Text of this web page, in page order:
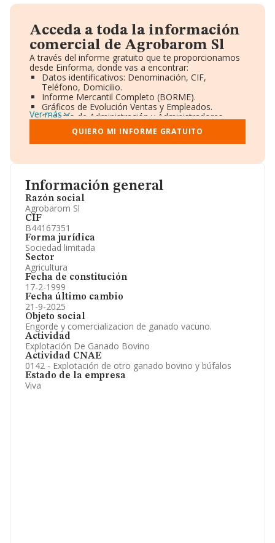
Información general
Razón social
Agrobarom Sl
CIF
B44167351
Forma jurídica
Sociedad limitada
Sector
Agricultura
Fecha de constitución
17-2-1999
Fecha último cambio
21-9-2025
Objeto social
Engorde y comercializacion de ganado vacuno.
Actividad
Explotación De Ganado Bovino
Actividad CNAE
0142 - Explotación de otro ganado bovino y búfalos
Estado de la empresa
Viva
Acceda a toda la información
comercial de Agrobarom Sl
A través del informe gratuito que te proporcionamos
desde Einforma, donde vas a encontrar:
Datos identificativos: Denominación, CIF,
Teléfono, Domicilio.
Informe Mercantil Completo (BORME).
Gráficos de Evolución Ventas y Empleados.
Consejo de Administración y Administradores.
Directivos y Ejecutivos.
Accionistas.
Participaciones y Vinculaciones en otras empresas.
Información oficial y registral complementaria.
Ver más
QUIERO MI INFORME GRATUITO